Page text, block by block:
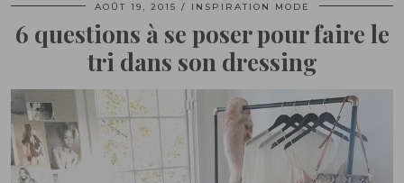
AOÛT 19, 2015 INSPIRATION MODE
6 questions à se poser pour faire le
tri dans son dressing